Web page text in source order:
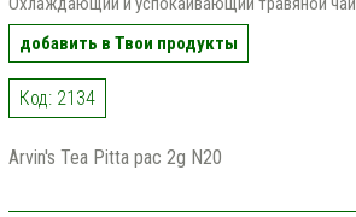
добавить в Твои продукты
Код: 2134
Arvin's Tea Pitta pac 2g N20